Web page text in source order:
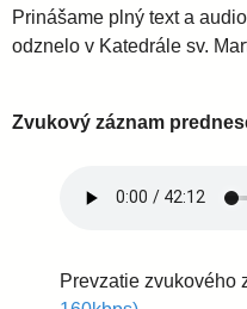
á
Prinášame plný text a
odznelo v Katedrále sv.
Zvukový záznam
Prevzatie zvukového